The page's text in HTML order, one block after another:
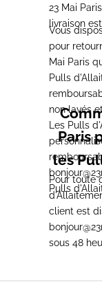
23 Mai
livraison
Vous
pour
Mai Paris
Pulls
non lavés
Les Pulls
Pulls
Paris
les
Pour toute
client est
sous 48
demandes
Conseils